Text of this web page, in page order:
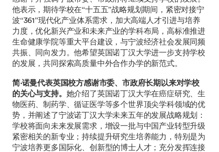
他表示，期待学校在“十五五”战略规划期间，紧密对接宁
波“361”现代化产业体系需求，加大高端人才引进与培养
力度，优化新兴产业和未来产业的学科布局，高标准推进
生命健康学院等重大平台建设，与宁波经济社会发展同频
共振、同向发力。他希望英国诺丁汉大学进一步支持学校
的发展，共同探索高质量中外合作办学的新范式。
简·诺曼代表英国校方感谢市委、市政府长期以来对学校
的关心与支持。 她介绍了英国诺丁汉大学在癌症研究、生
物医药、制药学、循证医学等多个世界顶尖学科领域的优
势，并阐述了宁波诺丁汉大学未来五年的发展战略规划：
学校将面向未来发展需求，增设一批与中国产业转型升级
紧密相关的新专业；持续提升研究生培养能力，特别是为
宁波培养更多国际化、创新型的博士人才；充分发挥连接